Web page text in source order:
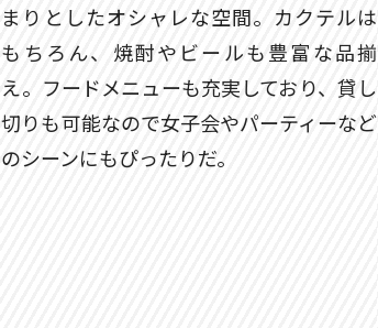
まりとしたオシャレな空間。カクテルは
もちろん、焼酎やビールも豊富な品揃
え。フードメニューも充実しており、貸し
切りも可能なので女子会やパーティーなど
のシーンにもぴったりだ。